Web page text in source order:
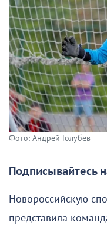
Фото: Андрей Голубев
Подписывайтесь
Новороссийскую
представила